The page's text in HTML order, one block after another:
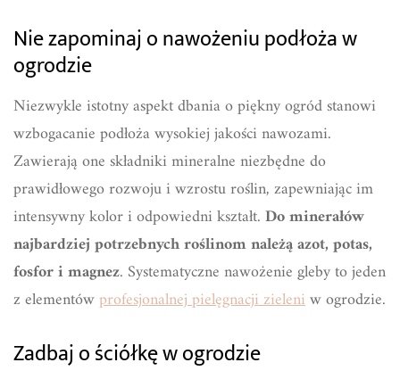
Nie zapominaj o nawożeniu podłoża w
ogrodzie
Niezwykle istotny aspekt dbania o piękny ogród stanowi
wzbogacanie podłoża wysokiej jakości nawozami.
Zawierają one składniki mineralne niezbędne do
prawidłowego rozwoju i wzrostu roślin, zapewniając im
intensywny kolor i odpowiedni kształt.Do minerałów
najbardziej potrzebnych roślinom należą azot, potas,
fosfor i magnez. Systematyczne nawożenie gleby to jeden
z elementówprofesjonalnej pielęgnacji zieleniw ogrodzie.
Zadbaj o ściółkę w ogrodzie